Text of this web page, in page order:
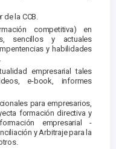
de la CCB.
competitiva) en
sencillos y actuales
y habilidades
empresarial tales
e-book, informes
para empresarios,
formación directiva y
empresarial -
y Arbitraje para la